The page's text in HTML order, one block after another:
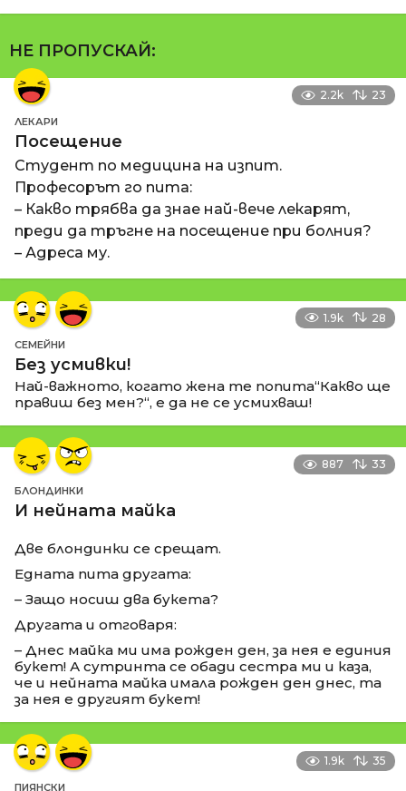
НЕ ПРОПУСКАЙ:
2.2k 23
ЛЕКАРИ
Посещение
Студент по медицина на изпит.
Професорът го пита:
– Какво трябва да знае най-вече лекарят,
преди да тръгне на посещение при болния?
– Адреса му.
1.9k 28
СЕМЕЙНИ
Без усмивки!
Най-важното, когато жена те попита“Какво ще
правиш без мен?“, е да не се усмихваш!
887 33
БЛОНДИНКИ
И нейната майка
Две блондинки се срещат.
Едната пита другата:
– Защо носиш два букета?
Другата и отговаря:
– Днес майка ми има рожден ден, за нея е единия
букет! А сутринта се обади сестра ми и каза,
че и нейната майка имала рожден ден днес, та
за нея е другият букет!
1.9k 35
ПИЯНСКИ